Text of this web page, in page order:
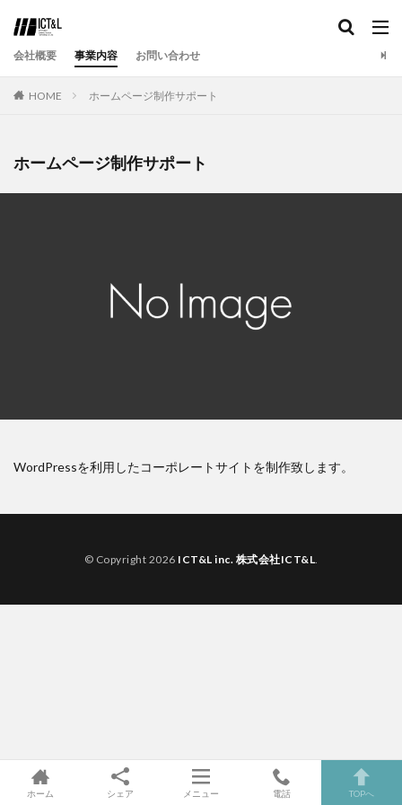
会社概要 事業内容 お問い合わせ
HOME ホームページ制作サポート
ホームページ制作サポート
WordPressを利用したコーポレートサイトを制作致します。
© Copyright 2026 ICT&L inc. 株式会社ICT&L.
ホーム シェア メニュー 電話 TOPへ
カテゴリー